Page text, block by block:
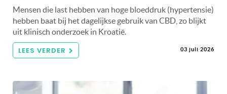
Mensen die last hebben van hoge bloeddruk (hypertensie)
hebben baat bij het dagelijkse gebruik van CBD, zo blijkt
uit klinisch onderzoek in Kroatië.
LEES VERDER 03 juli 2026